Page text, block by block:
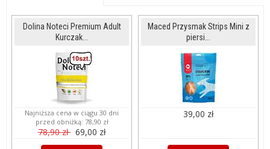
Dolina Noteci Premium Adult
Kurczak...
Najniższa cena w ciągu 30 dni
przed obniżką: 78,90 zł
78,90 zł 69,00 zł
Maced Przysmak Strips Mini z
piersi...
39,00 zł